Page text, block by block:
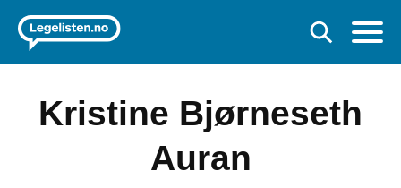
Kristine Bjørneseth
Auran